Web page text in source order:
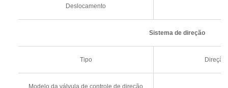
Deslocamento
Sistema de direção
Tipo
Modelo da válvula de controle de direção